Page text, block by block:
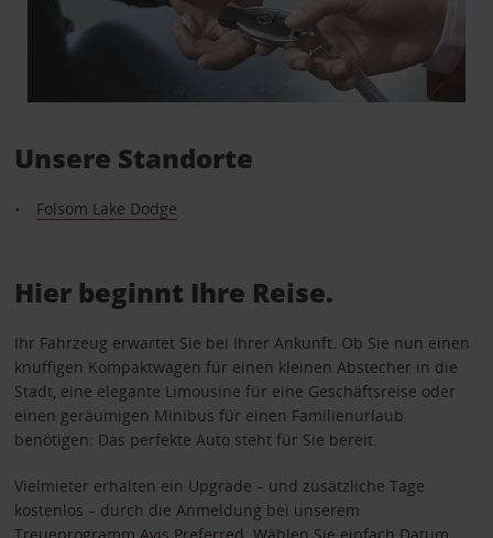
Unsere Standorte
Folsom Lake Dodge
Hier beginnt Ihre Reise.
Ihr Fahrzeug erwartet Sie bei Ihrer Ankunft. Ob Sie nun einen
knuffigen Kompaktwagen für einen kleinen Abstecher in die
Stadt, eine elegante Limousine für eine Geschäftsreise oder
einen geräumigen Minibus für einen Familienurlaub
benötigen: Das perfekte Auto steht für Sie bereit.
Vielmieter erhalten ein Upgrade – und zusätzliche Tage
kostenlos – durch die Anmeldung bei unserem
Treueprogramm Avis Preferred . Wählen Sie einfach Datum